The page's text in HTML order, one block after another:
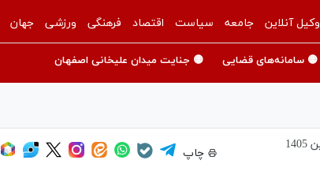
وکیل آنلاین جامعه سیاست اقتصاد فرهنگی ورزشی جهان
🟡 سامانه‌های قضایی 🟡 جنایت میدان علیخانی اصفهان
چاپ